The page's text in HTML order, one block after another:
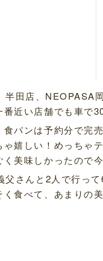
田店、NEOPASA
近い店舗でも車で
パンは予約分で完
嬉しい！めっちゃ
美味しかったので
さんと2人で行って
食べて、あまりの